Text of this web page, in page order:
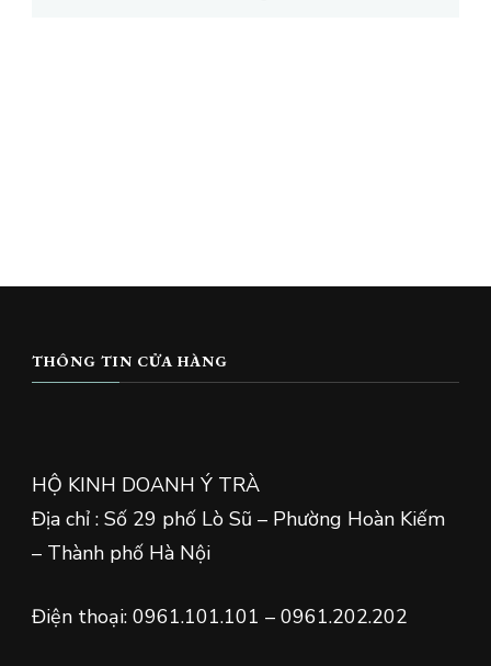
THÔNG TIN CỬA HÀNG
HỘ KINH DOANH Ý TRÀ
Địa chỉ : Số 29 phố Lò Sũ – Phường Hoàn Kiếm
– Thành phố Hà Nội
Điện thoại: 0961.101.101 – 0961.202.202